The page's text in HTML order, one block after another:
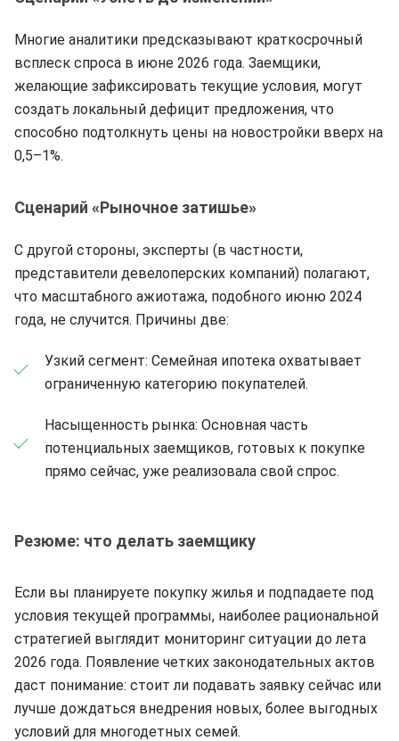
Многие аналитики предсказывают краткосрочный
всплеск спроса в июне 2026 года. Заемщики,
желающие зафиксировать текущие условия, могут
создать локальный дефицит предложения, что
способно подтолкнуть цены на новостройки вверх на
0,5–1%.
Сценарий «Рыночное затишье»
С другой стороны, эксперты (в частности,
представители девелоперских компаний) полагают,
что масштабного ажиотажа, подобного июню 2024
года, не случится. Причины две:
Узкий сегмент: Семейная ипотека охватывает
ограниченную категорию покупателей.
Насыщенность рынка: Основная часть
потенциальных заемщиков, готовых к покупке
прямо сейчас, уже реализовала свой спрос.
Резюме: что делать заемщику
Если вы планируете покупку жилья и подпадаете под
условия текущей программы, наиболее рациональной
стратегией выглядит мониторинг ситуации до лета
2026 года. Появление четких законодательных актов
даст понимание: стоит ли подавать заявку сейчас или
лучше дождаться внедрения новых, более выгодных
условий для многодетных семей.